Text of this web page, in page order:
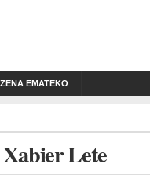
EMATEKO
Lete